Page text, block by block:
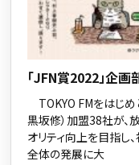
「JFN賞2022」企画
TOKYO FMをはじ
黒坂修）加盟38社が、
オリティ向上を目指し
全体の発展に大